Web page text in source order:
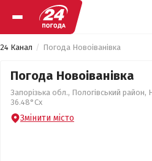
24 Канал Погода Новоіванівка
Погода Новоіванівка
Запорізька обл., Пологівський район,
36.48°Сх
Змінити місто